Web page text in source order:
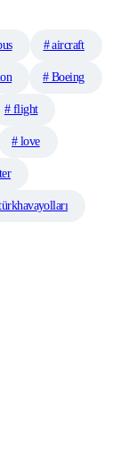
# aircraft
# Boeing
# flight
# love